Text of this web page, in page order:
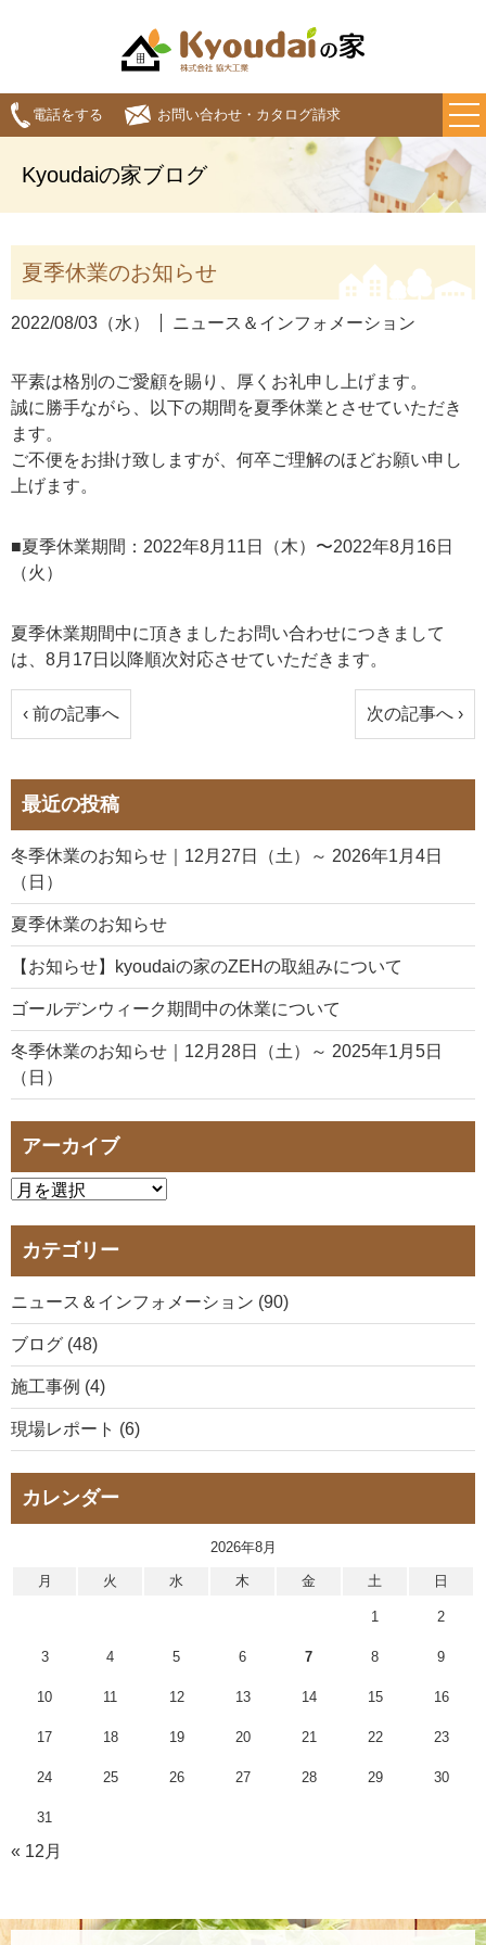
電話をする お問い合わせ・カタログ請求
Kyoudaiの家ブログ
夏季休業のお知らせ
2022/08/03（水） ニュース＆インフォメーション
平素は格別のご愛顧を賜り、厚くお礼申し上げます。
誠に勝手ながら、以下の期間を夏季休業とさせていただき
ます。
ご不便をお掛け致しますが、何卒ご理解のほどお願い申し
上げます。
■夏季休業期間：2022年8月11日（木）〜2022年8月16日
（火）
夏季休業期間中に頂きましたお問い合わせにつきまして
は、8月17日以降順次対応させていただきます。
‹ 前の記事へ 次の記事へ ›
最近の投稿
冬季休業のお知らせ｜12月27日（土）～ 2026年1月4日
（日）
夏季休業のお知らせ
【お知らせ】kyoudaiの家のZEHの取組みについて
ゴールデンウィーク期間中の休業について
冬季休業のお知らせ｜12月28日（土）～ 2025年1月5日
（日）
アーカイブ
カテゴリー
ニュース＆インフォメーション (90)
ブログ (48)
施工事例 (4)
現場レポート (6)
カレンダー
2026年8月
月 火 水 木 金 土 日
1 2
3 4 5 6 7 8 9
10 11 12 13 14 15 16
17 18 19 20 21 22 23
24 25 26 27 28 29 30
31
« 12月